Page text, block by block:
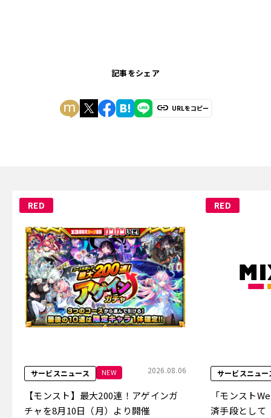
記事をシェア
URLをコピー
RED
サービスニュース NEW 2026.08.06
【モンスト】最大200連！アゲインガ
チャを8月10日（月）より開催
RED
サービスニュー
「モンスト
済手段として